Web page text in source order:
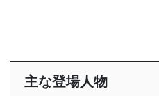
主な登場人物